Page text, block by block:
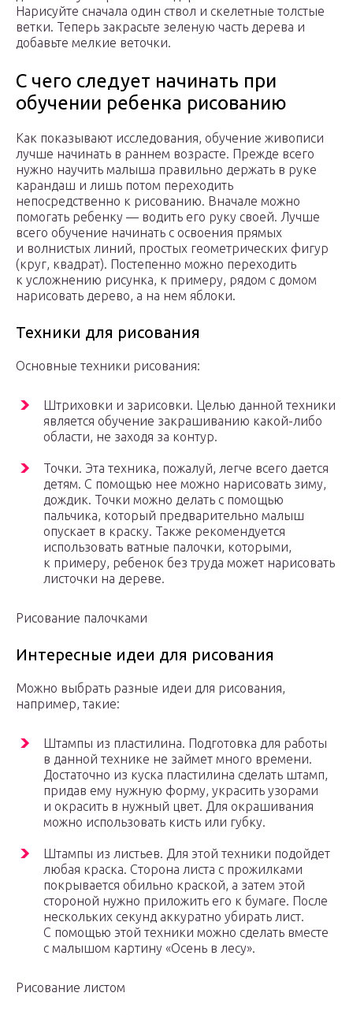
Нарисуйте сначала один ствол и скелетные толстые
ветки. Теперь закрасьте зеленую часть дерева и
добавьте мелкие веточки.
С чего следует начинать при
обучении ребенка рисованию
Как показывают исследования, обучение живописи
лучше начинать в раннем возрасте. Прежде всего
нужно научить малыша правильно держать в руке
карандаш и лишь потом переходить
непосредственно к рисованию. Вначале можно
помогать ребенку — водить его руку своей. Лучше
всего обучение начинать с освоения прямых
и волнистых линий, простых геометрических фигур
(круг, квадрат). Постепенно можно переходить
к усложнению рисунка, к примеру, рядом с домом
нарисовать дерево, а на нем яблоки.
Техники для рисования
Основные техники рисования:
Штриховки и зарисовки. Целью данной техники
является обучение закрашиванию какой-либо
области, не заходя за контур.
Точки. Эта техника, пожалуй, легче всего дается
детям. С помощью нее можно нарисовать зиму,
дождик. Точки можно делать с помощью
пальчика, который предварительно малыш
опускает в краску. Также рекомендуется
использовать ватные палочки, которыми,
к примеру, ребенок без труда может нарисовать
листочки на дереве.
Рисование палочками
Интересные идеи для рисования
Можно выбрать разные идеи для рисования,
например, такие:
Штампы из пластилина. Подготовка для работы
в данной технике не займет много времени.
Достаточно из куска пластилина сделать штамп,
придав ему нужную форму, украсить узорами
и окрасить в нужный цвет. Для окрашивания
можно использовать кисть или губку.
Штампы из листьев. Для этой техники подойдет
любая краска. Сторона листа с прожилками
покрывается обильно краской, а затем этой
стороной нужно приложить его к бумаге. После
нескольких секунд аккуратно убирать лист.
С помощью этой техники можно сделать вместе
с малышом картину «Осень в лесу».
Рисование листом